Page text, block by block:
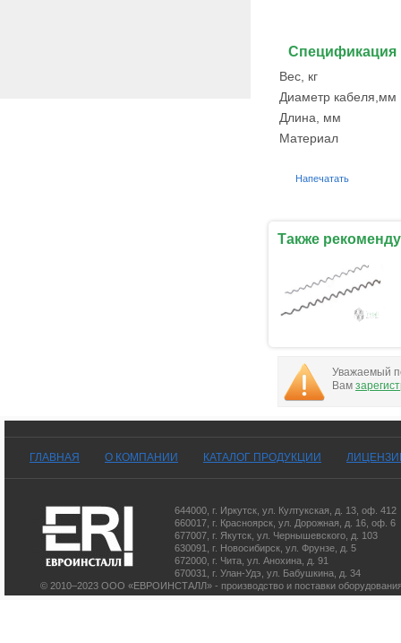
Спецификация
Вес, кг
Диаметр кабеля,мм
Длина, мм
Материал
Напечатать
Также
Уважаемый
Вам
ГЛАВНАЯ О КОМПАНИИ КАТАЛОГ ПРОДУКЦИИ
644000 г. Иркутск ул. Култукская, д. 13 , оф. 412
660017 г. Красноярск ул. Дорожная, д. 16, оф. 6
677007 г. Якутск ул. Чернышевского, д. 103
630091
г. Новосибирск ул. Фрунзе, д. 5
672000 г. Чита ул. Анохина, д. 91
670031
г. Улан-Удэ ул. Бабушкина, д. 34
© 2010–2023 ООО «ЕВРОИНСТАЛЛ» - производство и поставки оборудования